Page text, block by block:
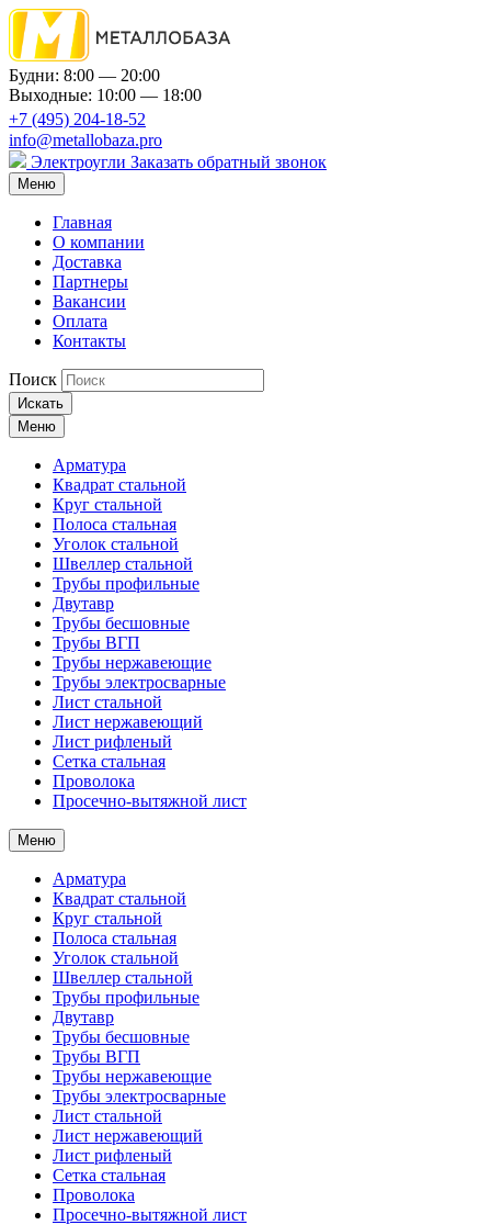
Будни: 8:00 — 20:00
Выходные: 10:00 — 18:00
+7 (495) 204-18-52
info@metallobaza.pro
Электроугли Заказать обратный звонок
Меню
Главная
О компании
Доставка
Партнеры
Вакансии
Оплата
Контакты
Поиск
Искать
Меню
Арматура
Квадрат стальной
Круг стальной
Полоса стальная
Уголок стальной
Швеллер стальной
Трубы профильные
Двутавр
Трубы бесшовные
Трубы ВГП
Трубы нержавеющие
Трубы электросварные
Лист стальной
Лист нержавеющий
Лист рифленый
Сетка стальная
Проволока
Просечно-вытяжной лист
Меню
Арматура
Квадрат стальной
Круг стальной
Полоса стальная
Уголок стальной
Швеллер стальной
Трубы профильные
Двутавр
Трубы бесшовные
Трубы ВГП
Трубы нержавеющие
Трубы электросварные
Лист стальной
Лист нержавеющий
Лист рифленый
Сетка стальная
Проволока
Просечно-вытяжной лист